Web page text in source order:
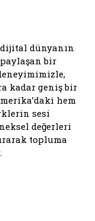
dünyanın
bir
kadar geniş bir
hem
sesi
değerleri
topluma